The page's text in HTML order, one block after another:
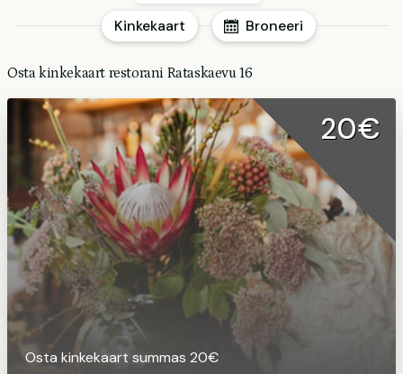
Broneeri
Kinkekaart
Osta kinkekaart restorani Rataskaevu 16
20€
Osta kinkekaart summas 20€